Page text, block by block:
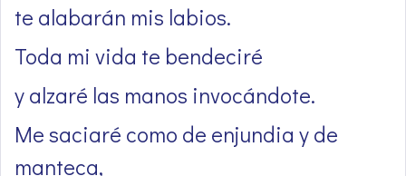
te alabarán mis labios.
Toda mi vida te bendeciré
y alzaré las manos invocándote.
Me saciaré como de enjundia y de
manteca,